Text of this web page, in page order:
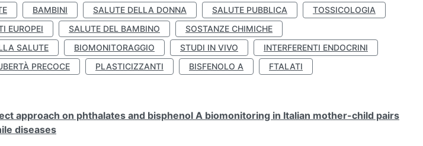
BAMBINI SALUTE DELLA DONNA SALUTE PUBBLICA
TOSSICOLOGIA
EUROPEI SALUTE DEL BAMBINO
SOSTANZE CHIMICHE
SALUTE
BIOMONITORAGGIO STUDI IN VIVO
INTERFERENTI ENDOCRINI
PRECOCE PLASTICIZZANTI BISFENOLO A
FTALATI
approach on phthalates and bisphenol A biomonitoring in Italian mother-child pairs
diseases